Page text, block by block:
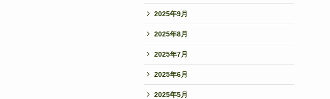
2025年9月
2025年8月
2025年7月
2025年6月
2025年5月